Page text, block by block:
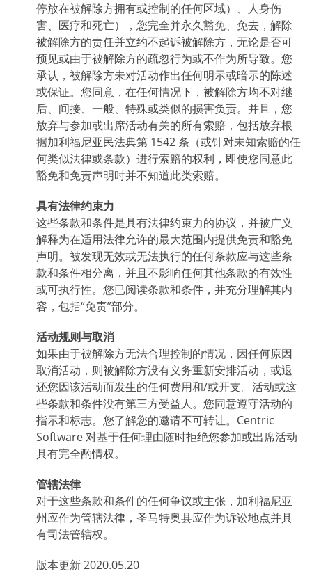
停放在被解除方拥有或控制的任何区域）、人身伤
害、医疗和死亡），您完全并永久豁免、免去，解除
被解除方的责任并立约不起诉被解除方，无论是否可
预见或由于被解除方的疏忽行为或不作为所导致。您
承认，被解除方未对活动作出任何明示或暗示的陈述
或保证。您同意，在任何情况下，被解除方均不对继
后、间接、一般、特殊或类似的损害负责。并且，您
放弃与参加或出席活动有关的所有索赔，包括放弃根
据加利福尼亚民法典第 1542 条（或针对未知索赔的任
何类似法律或条款）进行索赔的权利，即使您同意此
豁免和免责声明时并不知道此类索赔。
具有法律约束力
这些条款和条件是具有法律约束力的协议，并被广义
解释为在适用法律允许的最大范围内提供免责和豁免
声明。被发现无效或无法执行的任何条款应与这些条
款和条件相分离，并且不影响任何其他条款的有效性
或可执行性。您已阅读条款和条件，并充分理解其内
容，包括“免责”部分。
活动规则与取消
如果由于被解除方无法合理控制的情况，因任何原因
取消活动，则被解除方没有义务重新安排活动，或退
还您因该活动而发生的任何费用和/或开支。活动或这
些条款和条件没有第三方受益人。您同意遵守活动的
指示和标志。您了解您的邀请不可转让。Centric
Software 对基于任何理由随时拒绝您参加或出席活动
具有完全酌情权。
管辖法律
对于这些条款和条件的任何争议或主张，加利福尼亚
州应作为管辖法律，圣马特奥县应作为诉讼地点并具
有司法管辖权。
版本更新 2020.05.20